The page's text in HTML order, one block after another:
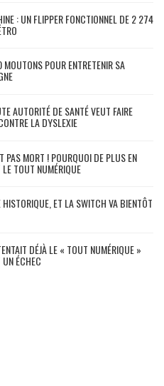
: UN FLIPPER FONCTIONNEL DE 2 274
POUR ENTRETENIR SA
AUTORITÉ DE SANTÉ VEUT FAIRE
LA DYSLEXIE
PAS MORT ! POURQUOI DE PLUS EN
TOUT NUMÉRIQUE
HISTORIQUE, ET LA SWITCH VA BIENTÔT
DÉJÀ LE « TOUT NUMÉRIQUE »
ÉCHEC